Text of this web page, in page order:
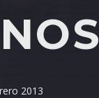
Whatsapp
2013